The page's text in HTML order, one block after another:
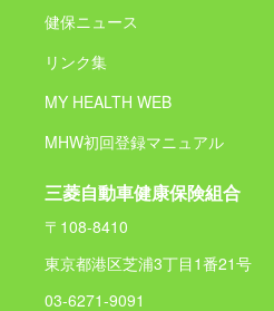
健保ニュース
リンク集
MY HEALTH WEB
MHW初回登録マニュアル
三菱自動車健康保険組合
〒108-8410
東京都港区芝浦3丁目1番21号
03-6271-9091